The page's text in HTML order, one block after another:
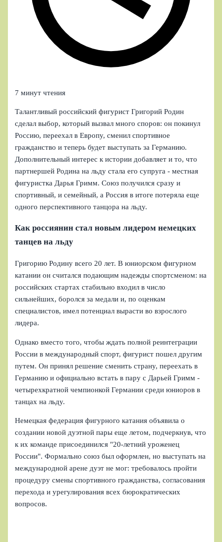
7 минут чтения
Талантливый российский фигурист Григорий Родин
сделал выбор, который вызвал много споров: он покинул
Россию, переехал в Европу, сменил спортивное
гражданство и теперь будет выступать за Германию.
Дополнительный интерес к истории добавляет и то, что
партнершей Родина на льду стала его супруга - местная
фигуристка Дарья Гримм. Союз получился сразу и
спортивный, и семейный, а Россия в итоге потеряла еще
одного перспективного танцора на льду.
Как россиянин стал новым лидером немецких
танцев на льду
Григорию Родину всего 20 лет. В юниорском фигурном
катании он считался подающим надежды спортсменом: на
российских стартах стабильно входил в число
сильнейших, боролся за медали и, по оценкам
специалистов, имел потенциал вырасти во взрослого
лидера.
Однако вместо того, чтобы ждать полной реинтеграции
России в международный спорт, фигурист пошел другим
путем. Он принял решение сменить страну, переехать в
Германию и официально встать в пару с Дарьей Гримм -
четырехкратной чемпионкой Германии среди юниоров в
танцах на льду.
Немецкая федерация фигурного катания объявила о
создании новой дуэтной пары еще летом, подчеркнув, что
к их команде присоединился "20‑летний уроженец
России". Формально союз был оформлен, но выступать на
международной арене дуэт не мог: требовалось пройти
процедуру смены спортивного гражданства, согласования
перехода и урегулирования всех бюрократических
вопросов.